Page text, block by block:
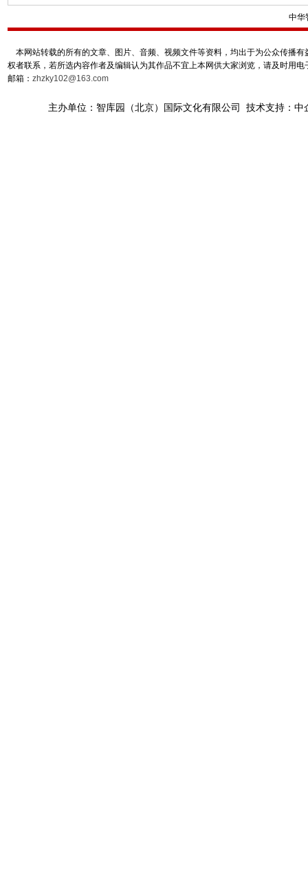
中华
本网站转载的所有的文章、图片、音频、视频文件等资料，均出于为公众传播
权者联系，若所选内容作者及编辑认为其作品不宜上本网供大家浏览，请及时用
邮箱： zhzky102@163.com
主办单位：智库园（北京）国际文化有限公司 技术支持：